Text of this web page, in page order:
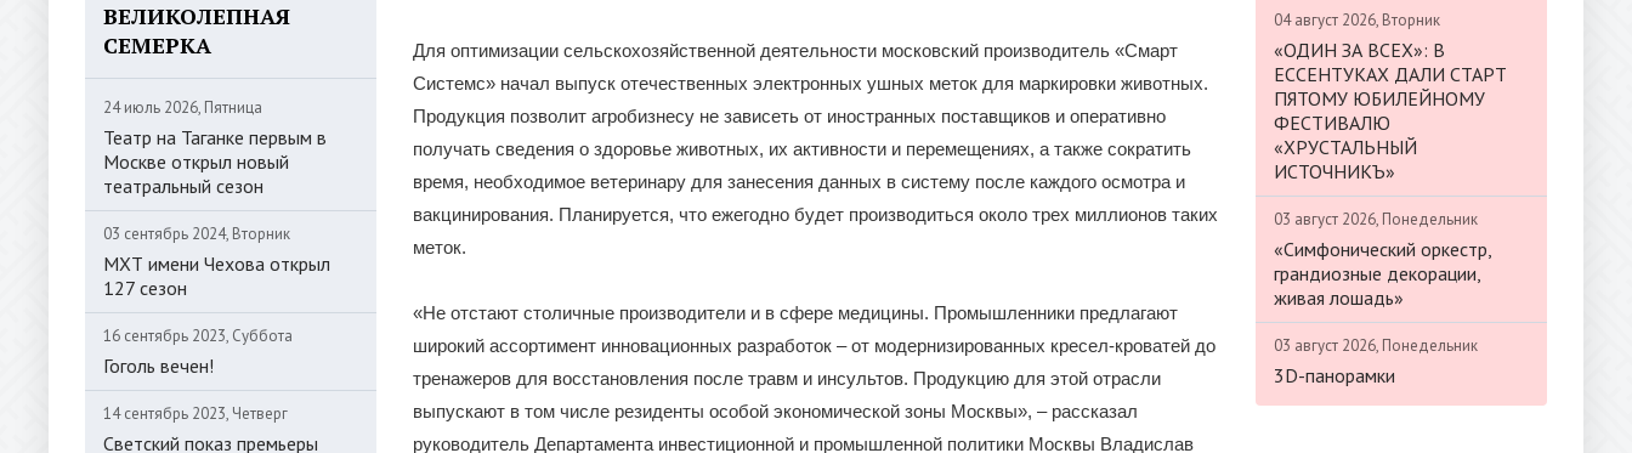
ВЕЛИКОЛЕПНАЯ
СЕМЕРКА
24 июль 2026, Пятница
Театр на Таганке первым в
Москве открыл новый
театральный сезон
03 сентябрь 2024, Вторник
МХТ имени Чехова открыл
127 сезон
16 сентябрь 2023, Суббота
Гоголь вечен!
14 сентябрь 2023, Четверг
Светский показ премьеры
Для оптимизации сельскохозяйственной деятельности московский производитель «Смарт
Системс» начал выпуск отечественных электронных ушных меток для маркировки животных.
Продукция позволит агробизнесу не зависеть от иностранных поставщиков и оперативно
получать сведения о здоровье животных, их активности и перемещениях, а также сократить
время, необходимое ветеринару для занесения данных в систему после каждого осмотра и
вакцинирования. Планируется, что ежегодно будет производиться около трех миллионов таких
меток.
«Не отстают столичные производители и в сфере медицины. Промышленники предлагают
широкий ассортимент инновационных разработок – от модернизированных кресел-кроватей до
тренажеров для восстановления после травм и инсультов. Продукцию для этой отрасли
выпускают в том числе резиденты особой экономической зоны Москвы», – рассказал
руководитель Департамента инвестиционной и промышленной политики Москвы Владислав
04 август 2026, Вторник
«ОДИН ЗА ВСЕХ»: В
ЕССЕНТУКАХ ДАЛИ СТАРТ
ПЯТОМУ ЮБИЛЕЙНОМУ
ФЕСТИВАЛЮ
«ХРУСТАЛЬНЫЙ
ИСТОЧНИКЪ»
03 август 2026, Понедельник
«Симфонический оркестр,
грандиозные декорации,
живая лошадь»
03 август 2026, Понедельник
3D-панорамки